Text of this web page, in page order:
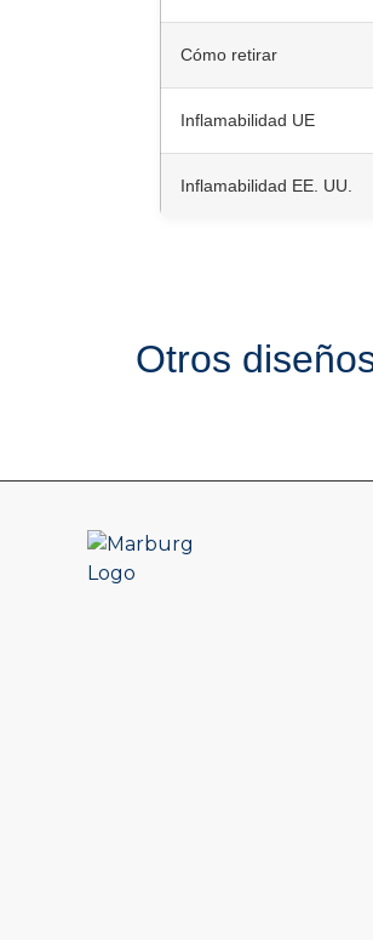
Cómo retirar
Inflamabilidad UE
Inflamabilidad EE. UU.
Otros